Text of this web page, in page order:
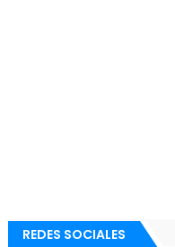
REDES SOCIALES